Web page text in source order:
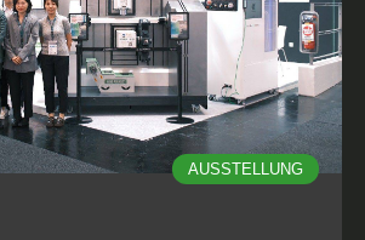
AUSSTELLUNG